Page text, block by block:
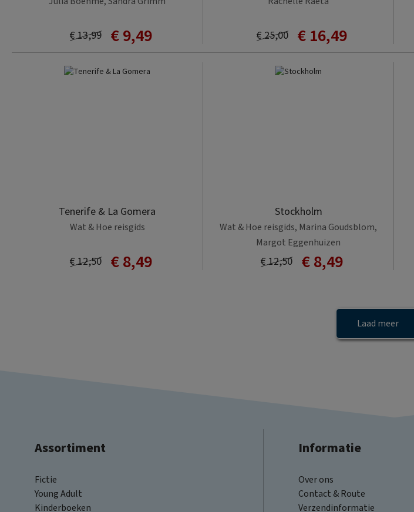
€ 9,49
€ 13,99 € 16,49
€ 25,00
Tenerife & La Gomera
Wat & Hoe reisgids
€ 8,49
€ 12,50
Stockholm
Wat & Hoe reisgids, Marina Goudsblom,
Margot Eggenhuizen
€ 8,49
€ 12,50
Laad meer
Assortiment
Fictie
Young Adult
Kinderboeken
Informatie
Over ons
Contact & Route
Verzendinformatie